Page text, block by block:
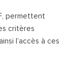
permettent
critères
l’accès à ces